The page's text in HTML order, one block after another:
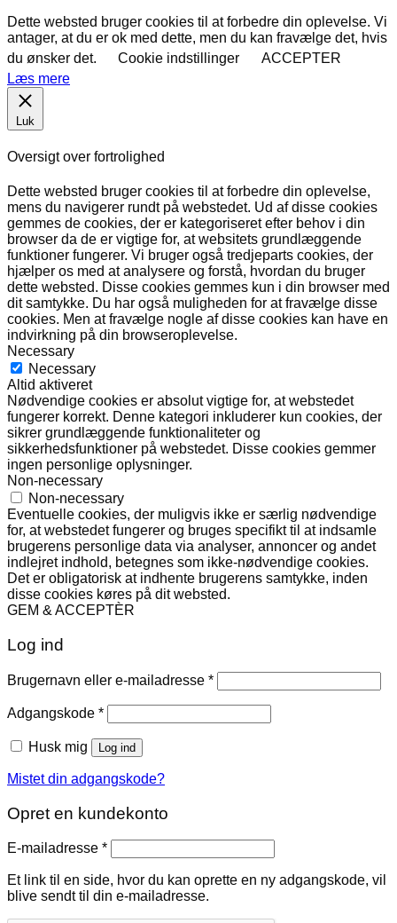
Dette websted bruger cookies til at forbedre din oplevelse. Vi
antager, at du er ok med dette, men du kan fravælge det, hvis
du ønsker det.
Cookie indstillinger
ACCEPTER
Læs mere
Luk
Oversigt over fortrolighed
Dette websted bruger cookies til at forbedre din oplevelse,
mens du navigerer rundt på webstedet. Ud af disse cookies
gemmes de cookies, der er kategoriseret efter behov i din
browser da de er vigtige for, at websitets grundlæggende
funktioner fungerer. Vi bruger også tredjeparts cookies, der
hjælper os med at analysere og forstå, hvordan du bruger
dette websted. Disse cookies gemmes kun i din browser med
dit samtykke. Du har også muligheden for at fravælge disse
cookies. Men at fravælge nogle af disse cookies kan have en
indvirkning på din browseroplevelse.
Necessary
Necessary
Altid aktiveret
Nødvendige cookies er absolut vigtige for, at webstedet
fungerer korrekt. Denne kategori inkluderer kun cookies, der
sikrer grundlæggende funktionaliteter og
sikkerhedsfunktioner på webstedet. Disse cookies gemmer
ingen personlige oplysninger.
Non-necessary
Non-necessary
Eventuelle cookies, der muligvis ikke er særlig nødvendige
for, at webstedet fungerer og bruges specifikt til at indsamle
brugerens personlige data via analyser, annoncer og andet
indlejret indhold, betegnes som ikke-nødvendige cookies.
Det er obligatorisk at indhente brugerens samtykke, inden
disse cookies køres på dit websted.
GEM & ACCEPTÈR
Log ind
Brugernavn eller e-mailadresse *Påkrævet
Adgangskode *Påkrævet
Husk mig Log ind
Mistet din adgangskode?
Opret en kundekonto
E-mailadresse *Påkrævet
Et link til en side, hvor du kan oprette en ny adgangskode, vil
blive sendt til din e-mailadresse.